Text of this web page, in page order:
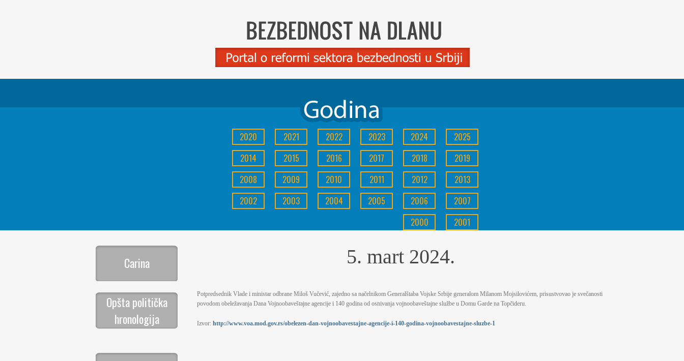
2025
2024
2023
2022
2021
2020
2019
2018
2017
2016
2015
2014
2013
2012
2011
2010
2009
2008
2007
2006
2005
2004
2003
2002
2001
2000
Carina
Opšta politička
hronologija
5. mart 2024.
Potpredsednik Vlade i ministar odbrane Miloš Vučević, zajedno sa načelnikom Generalštaba Vojske Srbije generalom Milanom Mojsilovićem, prisustvovao je svečanosti
povodom obeležavanja Dana Vojnoobaveštajne agencije i 140 godina od osnivanja vojnoobaveštajne službe u Domu Garde na Topčideru.
Izvor: http://www.voa.mod.gov.rs/obelezen-dan-vojnoobavestajne-agencije-i-140-godina-vojnoobavestajne-sluzbe-1